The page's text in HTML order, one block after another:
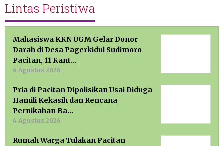
Lintas Peristiwa
Mahasiswa KKN UGM Gelar Donor
Darah di Desa Pagerkidul Sudimoro
Pacitan, 11 Kant…
6 Agustus 2026
Pria di Pacitan Dipolisikan Usai Diduga
Hamili Kekasih dan Rencana
Pernikahan Ba…
4 Agustus 2026
Rumah Warga Tulakan Pacitan